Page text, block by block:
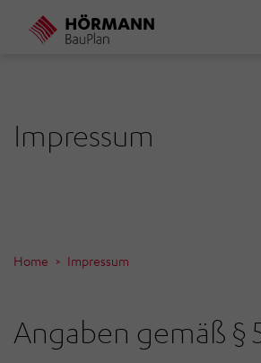
Direkt
Impressum
Home Impressum
Angaben gemäß §